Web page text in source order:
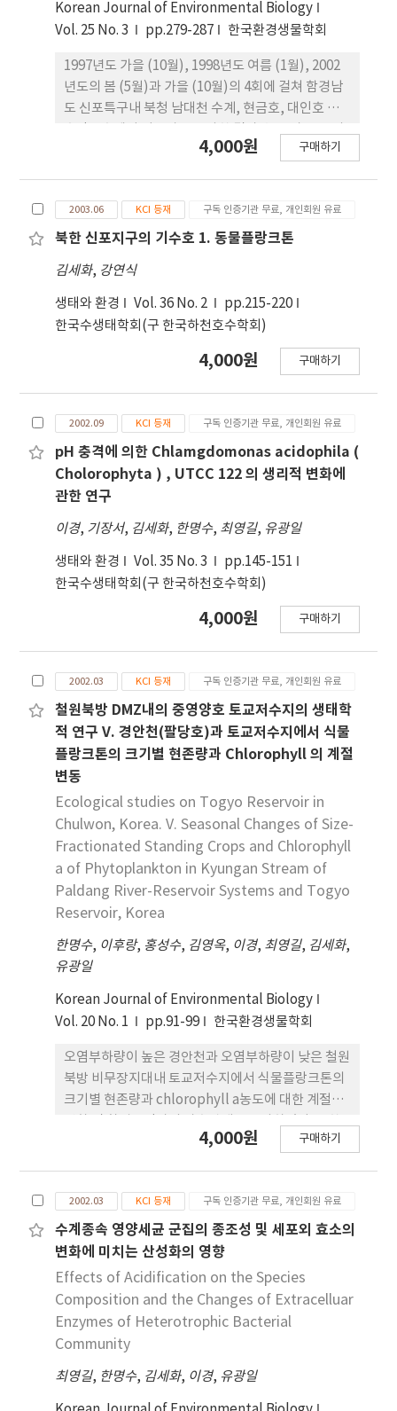
Korean Journal of Environmental Biology
Vol. 25 No. 3
pp.279-287 한국환경생물학회
1997년도 가을 (10월), 1998년도 여름 (1월), 2002
년도의 봄 (5월)과 가을 (10월)의 4회에 걸쳐 함경남
도 신포특구내 북청 남대천 수계, 현금호, 대인호 및
어류가 확인되었으며 이중 잉어과가 약 28%를 차지
역어류가 5종으로 나타났다. 식성에 있어서는 육식성
어종이 11종, 초식성어
4,000원 구매하기
2003.06 KCI 등재 구독 인증기관 무료, 개인회원 유료
북한 신포지구의 기수호 1. 동물플랑크톤
김세화, 강연식
생태와 환경 Vol. 36 No. 2
pp.215-220
한국수생태학회(구 한국하천호수학회)
4,000원 구매하기
2002.09 KCI 등재 구독 인증기관 무료, 개인회원 유료
pH 충격에 의한 Chlamgdomonas acidophila (
Cholorophyta ) , UTCC 122 의 생리적 변화에
관한 연구
이경, 기장서, 김세화, 한명수, 최영길, 유광일
생태와 환경 Vol. 35 No. 3
pp.145-151
한국수생태학회(구 한국하천호수학회)
4,000원 구매하기
2002.03 KCI 등재 구독 인증기관 무료, 개인회원 유료
철원북방 DMZ내의 중영양호 토교저수지의 생태학
적 연구 V. 경안천(팔당호)과 토교저수지에서 식물
플랑크톤의 크기별 현존량과 Chlorophyll 의 계절
변동
Ecological studies on Togyo Reservoir in
Chulwon, Korea. V. Seasonal Changes of Size-
Fractionated Standing Crops and Chlorophyll
a of Phytoplankton in Kyungan Stream of
Paldang River-Reservoir Systems and Togyo
Reservoir, Korea
한명수, 이후랑, 홍성수, 김영옥, 이경, 최영길, 김세화,
유광일
Korean Journal of Environmental Biology
Vol. 20 No. 1
pp.91-99 한국환경생물학회
오염부하량이 높은 경안천과 오염부하량이 낮은 철원
북방 비무장지대내 토교저수지에서 식물플랑크톤의
크기별 현존량과 chlorophyll a농도에 대한 계절적
식물 플랑크톤의 크기를 고려하여 > 8μm, 3-8μm,
교저수지보다 높게 나타났다. 식물플랑크톤 현존량은
경안천에서
4,000원 구매하기
2002.03 KCI 등재 구독 인증기관 무료, 개인회원 유료
수계종속 영양세균 군집의 종조성 및 세포외 효소의
변화에 미치는 산성화의 영향
Effects of Acidification on the Species
Composition and the Changes of Extracelluar
Enzymes of Heterotrophic Bacterial
Community
최영길, 한명수, 김세화, 이경, 유광일